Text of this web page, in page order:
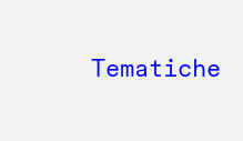
Main
Tematiche